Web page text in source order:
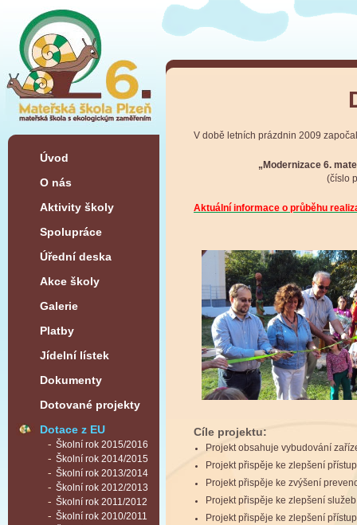
Úvod
O nás
Aktivity školy
Spolupráce
Úřední deska
Akce školy
Galerie
Platby
Jídelní lístek
Dokumenty
Dotované projekty
Dotace z EU
Školní rok 2015/2016
Školní rok 2014/2015
Školní rok 2013/2014
Školní rok 2012/2013
Školní rok 2011/2012
Školní rok 2010/2011
V době letních prázdnin 2009
„Modernizace 6.
(číslo
Aktuální informace o průběhu
Cíle projektu:
Projekt obsahuje vybudování
Projekt přispěje ke zlepšení
Projekt přispěje ke zvýšení
Projekt přispěje ke zlepšení
Projekt přispěje ke zlepšení